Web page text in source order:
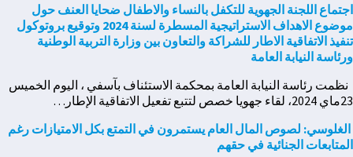
اجتماع اللجنة الجهوية للتكفل بالنساء والاطفال ضحايا العنف حول
موضوع الاهداف الاستراتيجية المسطرة لسنة 2024 وتوقيع بروتوكول
تنفيذ الاتفاقية الاطار للشراكة والتعاون بين وزارة التربية الوطنية
ورئاسة النيابة العامة
نظمت رئاسة النيابة العامة بمحكمة الاستئناف بآسفي ، اليوم الخميس
23ماي 2024، لقاء جهويا خصص لتتبع تفعيل الاتفاقية الإطار…
الغلوسي: لصوص المال العام يستمرون في التمتع بكل الامتيازات رغم
المتابعات الجنائية في حقهم